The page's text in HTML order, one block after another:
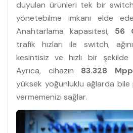
duyulan ürünleri tek bir
yönetebilme imkanı elde
Anahtarlama kapasitesi, 56
trafik hızları ile switch,
kesintisiz ve hızlı bir şekilde
Ayrıca, cihazın 83.328
yüksek yoğunluklu ağlarda
vermemenizi sağlar.